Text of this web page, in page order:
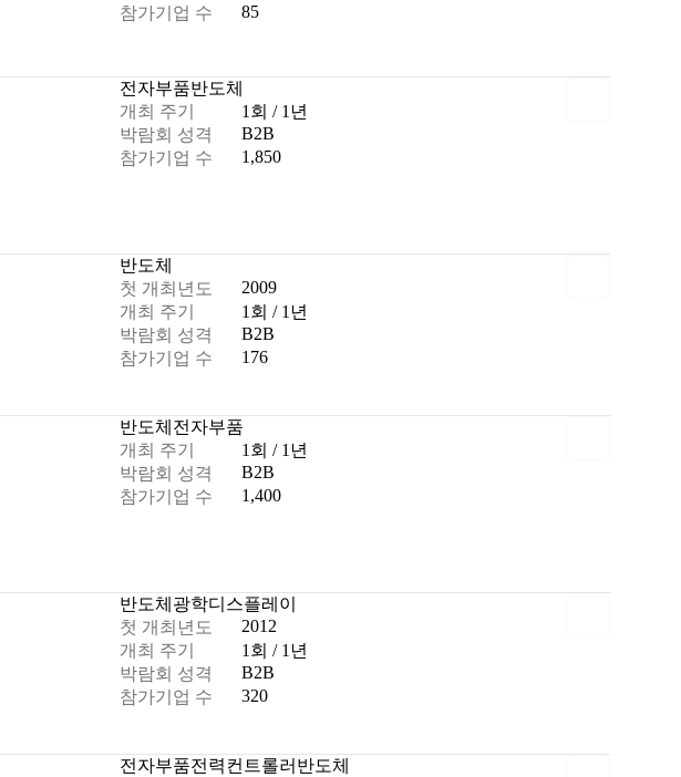
참가기업 수
85
전자부품반도체
개최 주기
1회 / 1년
박람회 성격
B2B
참가기업 수
1,850
반도체
첫 개최년도
2009
개최 주기
1회 / 1년
박람회 성격
B2B
참가기업 수
176
반도체 전자부품
개최 주기
1회 / 1년
박람회 성격
B2B
참가기업 수
1,400
반도체 광학디스플레이
첫 개최년도
2012
개최 주기
1회 / 1년
박람회 성격
B2B
참가기업 수
320
전자부품전력컨트롤러 반도체